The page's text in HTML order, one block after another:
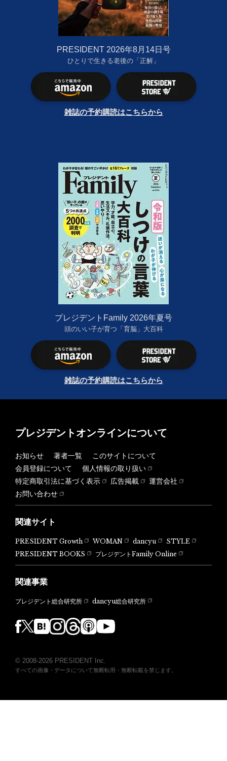
PRESIDENT 2026年8月14日号
ひとりで生きる老後の「正解」
雑誌の予約購読はこちらから
プレジデントFamily 2026年夏号
頭のいい子が育つ「育脳」大百科
雑誌の予約購読はこちらから
プレジデントオンラインについて
お知らせ 著者一覧
このサイトについて
会員登録について
個人情報の取り扱い
特定商取引法に基づく表示
広告掲載
運営会社
お問い合わせ
関連サイト
PRESIDENT Growth WOMAN dancyu
STYLE
PRESIDENT BOOKS
プレジデントFamily Online
関連事業
プレジデント総合研究所 dancyu総合研究所
© 2008-2026 PRESIDENT Inc.
すべての画像・データについて無断転用・無断転載を禁じます。